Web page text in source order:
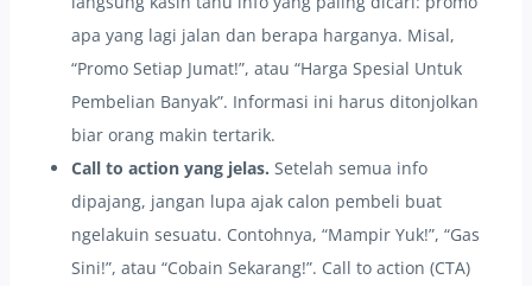
apa yang lagi jalan dan berapa harganya. Misal,
“Promo Setiap Jumat!”, atau “Harga Spesial Untuk
Pembelian Banyak”. Informasi ini harus ditonjolkan
biar orang makin tertarik.
Call to action yang jelas. Setelah semua info
dipajang, jangan lupa ajak calon pembeli buat
ngelakuin sesuatu. Contohnya, “Mampir Yuk!”, “Gas
Sini!”, atau “Cobain Sekarang!”. Call to action (CTA)